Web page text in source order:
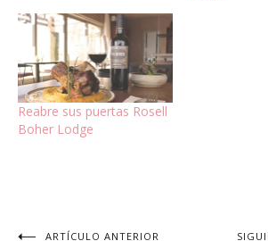
Reabre sus puertas Rosell
Boher Lodge
ARTÍCULO ANTERIOR